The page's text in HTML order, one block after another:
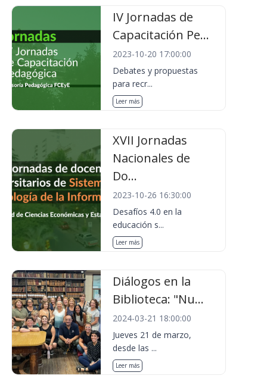
IV Jornadas de
Capacitación Pe...
2023-10-20 17:00:00
Debates y propuestas
para recr...
Leer más
XVII Jornadas
Nacionales de
Do...
2023-10-26 16:30:00
Desafíos 4.0 en la
educación s...
Leer más
Diálogos en la
Biblioteca: "Nu...
2024-03-21 18:00:00
Jueves 21 de marzo,
desde las ...
Leer más